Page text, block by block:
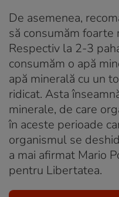
De asemenea,
să consumăm foarte
Respectiv la 2-3
consumăm o apă
apă minerală cu un
ridicat. Asta
minerale, de care
în aceste perioade
organismul se
a mai afirmat Mario
pentru Libertatea.